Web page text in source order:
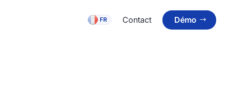
FRANÇAISContact Démo